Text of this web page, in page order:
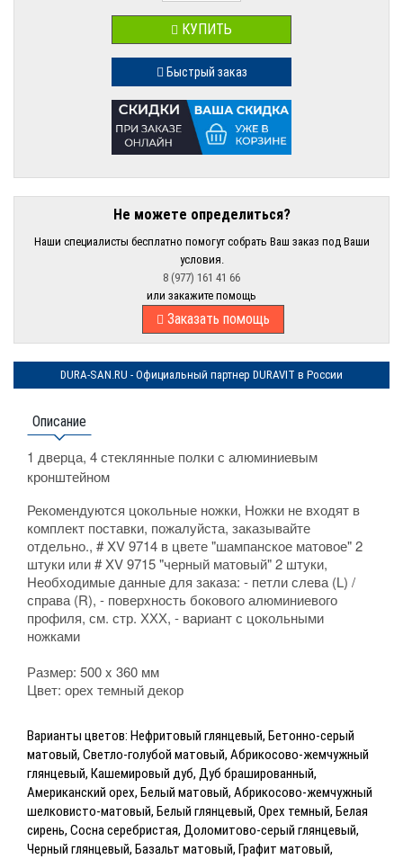
КУПИТЬ
Быстрый заказ
Не можете определиться?
Наши специалисты бесплатно помогут собрать Ваш заказ под Ваши
условия.
8 (977) 161 41 66
или закажите помощь
Заказать помощь
DURA-SAN.RU - Официальный партнер DURAVIT в России
Описание
1 дверца, 4 стеклянные полки с алюминиевым
кронштейном
Рекомендуются цокольные ножки, Ножки не входят в
комплект поставки, пожалуйста, заказывайте
отдельно., # XV 9714 в цвете "шампанское матовое" 2
штуки или # XV 9715 "черный матовый" 2 штуки,
Необходимые данные для заказа: - петли слева (L) /
справа (R), - поверхность бокового алюминиевого
профиля, см. стр. ХХХ, - вариант с цокольными
ножками
Размер: 500 x 360 мм
Цвет: орех темный декор
Варианты цветов: Нефритовый глянцевый, Бетонно-серый
матовый, Светло-голубой матовый, Абрикосово-жемчужный
глянцевый, Кашемировый дуб, Дуб брашированный,
Американский орех, Белый матовый, Абрикосово-жемчужный
шелковисто-матовый, Белый глянцевый, Орех темный, Белая
сирень, Сосна серебристая, Доломитово-серый глянцевый,
Черный глянцевый, Базальт матовый, Графит матовый,